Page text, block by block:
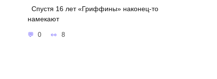
Спустя 16 лет «Гриффины» наконец-то
намекают
0 8